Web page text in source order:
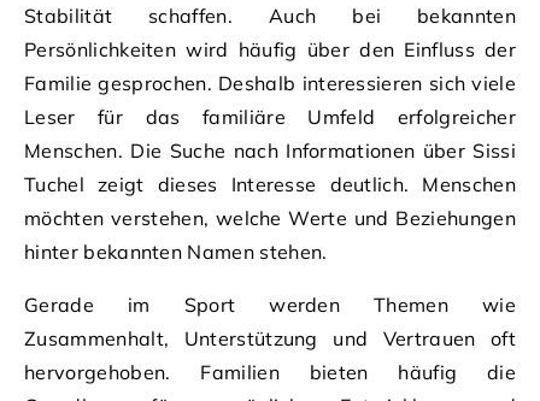
Stabilität schaffen. Auch bei bekannten
Persönlichkeiten wird häufig über den Einfluss der
Familie gesprochen. Deshalb interessieren sich viele
Leser für das familiäre Umfeld erfolgreicher
Menschen. Die Suche nach Informationen über Sissi
Tuchel zeigt dieses Interesse deutlich. Menschen
möchten verstehen, welche Werte und Beziehungen
hinter bekannten Namen stehen.
Gerade im Sport werden Themen wie
Zusammenhalt, Unterstützung und Vertrauen oft
hervorgehoben. Familien bieten häufig die